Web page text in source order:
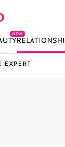
NEW
EXPERT